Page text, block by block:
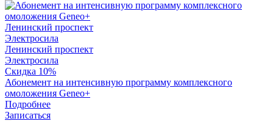
Ленинский проспект
Электросила
Ленинский проспект
Электросила
Скидка 10%
Абонемент на интенсивную программу комплексного
омоложения Geneo+
Подробнее
Записаться